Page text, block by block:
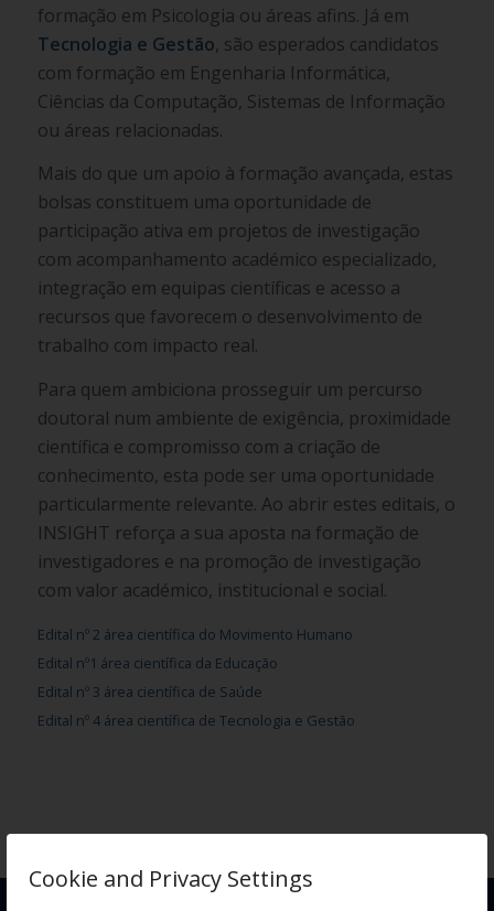
Cookie and Privacy Settings
formação em Psicologia ou áreas afins. Já em
Tecnologia e Gestão, são esperados candidatos
com formação em Engenharia Informática,
Ciências da Computação, Sistemas de Informação
ou áreas relacionadas.
Mais do que um apoio à formação avançada, estas
bolsas constituem uma oportunidade de
participação ativa em projetos de investigação
com acompanhamento académico especializado,
integração em equipas científicas e acesso a
recursos que favorecem o desenvolvimento de
trabalho com impacto real.
Para quem ambiciona prosseguir um percurso
doutoral num ambiente de exigência, proximidade
científica e compromisso com a criação de
conhecimento, esta pode ser uma oportunidade
particularmente relevante. Ao abrir estes editais, o
INSIGHT reforça a sua aposta na formação de
investigadores e na promoção de investigação
com valor académico, institucional e social.
Edital nº 2 área científica do Movimento Humano
Edital nº1 área científica da Educação
Edital nº 3 área científica de Saúde
Edital nº 4 área científica de Tecnologia e Gestão